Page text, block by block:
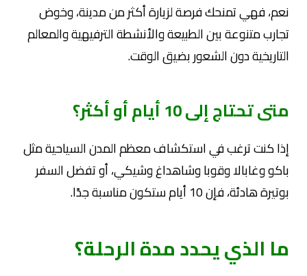
نعم، فهي تمنحك فرصة لزيارة أكثر من مدينة، وخوض
تجارب متنوعة بين الطبيعة والأنشطة الترفيهية والمعالم
التاريخية دون الشعور بضيق الوقت.
متى تحتاج إلى 10 أيام أو أكثر؟
إذا كنت ترغب في استكشاف معظم المدن السياحية مثل
باكو وغابالا وقوبا وشاهداغ وشيكي، أو تفضل السفر
بوتيرة هادئة، فإن 10 أيام ستكون مناسبة جدًا.
ما الذي يحدد مدة الرحلة؟